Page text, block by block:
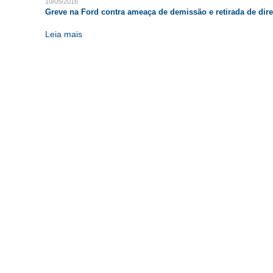
Greve na Ford contra ameaça de demissão e retirada de
Leia mais